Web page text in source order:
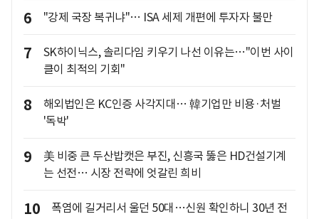
6 "강제 국장 복귀냐"… ISA 세제 개편에 투자자 불만
7
SK하이닉스, 솔리다임 키우기 나선 이유는…"이번 사이
클이 최적의 기회"
8
해외법인은 KC인증 사각지대… 韓기업만 비용·처벌
'독박'
9
美 비중 큰 두산밥캣은 부진, 신흥국 뚫은 HD건설기계
는 선전… 시장 전략에 엇갈린 희비
10
폭염에 길거리서 울던 50대…신원 확인하니 30년 전